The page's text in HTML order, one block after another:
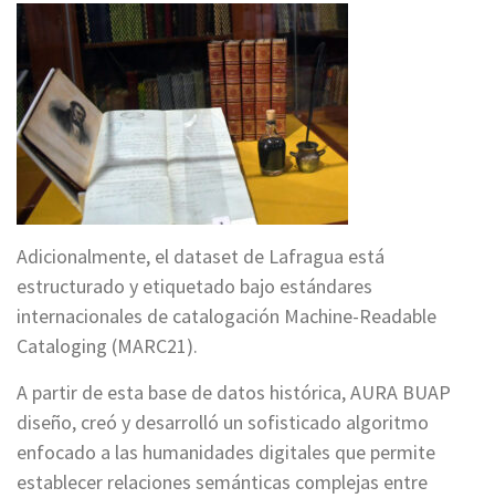
Adicionalmente, el dataset de Lafragua está
estructurado y etiquetado bajo estándares
internacionales de catalogación Machine-Readable
Cataloging (MARC21).
A partir de esta base de datos histórica, AURA BUAP
diseño, creó y desarrolló un sofisticado algoritmo
enfocado a las humanidades digitales que permite
establecer relaciones semánticas complejas entre